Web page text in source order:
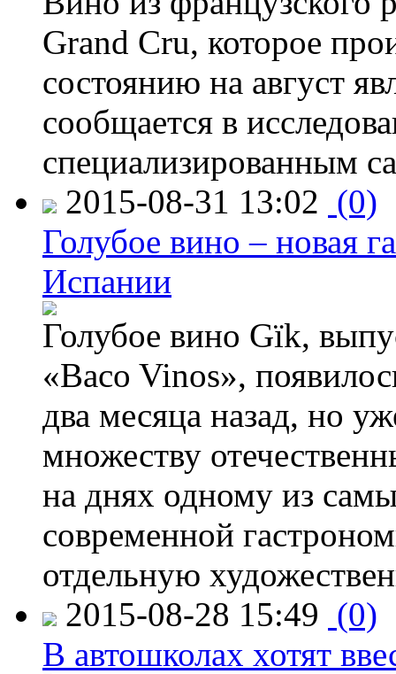
Grand Cru, которое
состоянию на август
сообщается в
специализированным
2015-08-31 13:02 (0)
Голубое вино – новая
Испании
Голубое вино Gïk,
«Baco Vinos»,
два месяца назад, но
множеству
на днях одному из
современной
отдельную
2015-08-28 15:49 (0)
В автошколах хотят